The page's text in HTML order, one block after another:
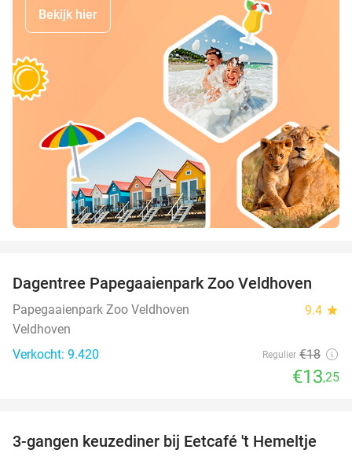
Bekijk hier
26%
Dagentree Papegaaienpark Zoo Veldhoven
Papegaaienpark Zoo Veldhoven 9.4 star
Veldhoven
Verkocht: 9.420
Regulier €18
€13,25
43%
3-gangen keuzediner bij Eetcafé 't Hemeltje